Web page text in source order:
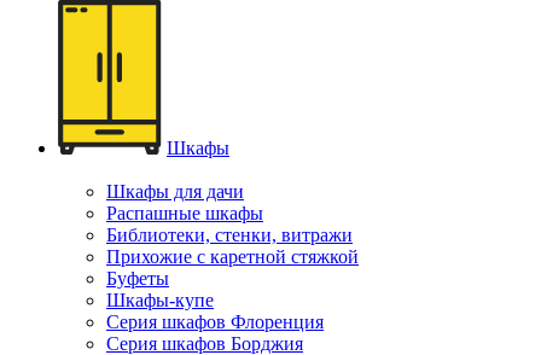
Шкафы
Шкафы для дачи
Распашные шкафы
Библиотеки, стенки, витражи
Прихожие с каретной стяжкой
Буфеты
Шкафы-купе
Серия шкафов Флоренция
Серия шкафов Борджия